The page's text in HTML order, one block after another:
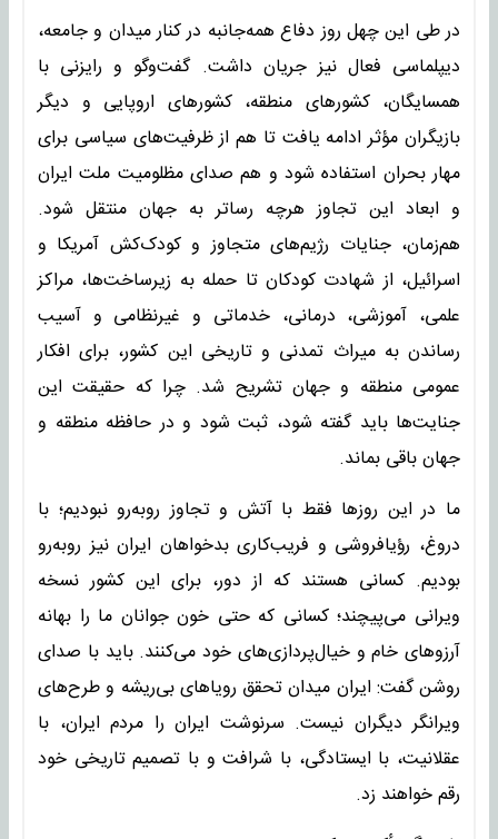
در طی این چهل روز دفاع همه‌جانبه در کنار میدان و جامعه،
دیپلماسی فعال نیز جریان داشت. گفت‌وگو و رایزنی با
همسایگان، کشورهای منطقه، کشورهای اروپایی و دیگر
بازیگران مؤثر ادامه یافت تا هم از ظرفیت‌های سیاسی برای
مهار بحران استفاده شود و هم صدای مظلومیت ملت ایران
و ابعاد این تجاوز هرچه رساتر به جهان منتقل شود.
هم‌زمان، جنایات رژیم‌های متجاوز و کودک‌کش آمریکا و
اسرائیل، از شهادت کودکان تا حمله به زیرساخت‌ها، مراکز
علمی، آموزشی، درمانی، خدماتی و غیرنظامی و آسیب
رساندن به میراث تمدنی و تاریخی این کشور، برای افکار
عمومی منطقه و جهان تشریح شد. چرا که حقیقت این
جنایت‌ها باید گفته شود، ثبت شود و در حافظه منطقه و
جهان باقی بماند.
ما در این روزها فقط با آتش و تجاوز روبه‌رو نبودیم؛ با
دروغ، رؤیافروشی و فریب‌کاری بدخواهان ایران نیز روبه‌رو
بودیم. کسانی هستند که از دور، برای این کشور نسخه
ویرانی می‌پیچند؛ کسانی که حتی خون جوانان ما را بهانه
آرزوهای خام و خیال‌پردازی‌های خود می‌کنند. باید با صدای
روشن گفت: ایران میدان تحقق رویاهای بی‌ریشه و طرح‌های
ویرانگر دیگران نیست. سرنوشت ایران را مردم ایران، با
عقلانیت، با ایستادگی، با شرافت و با تصمیم تاریخی خود
رقم خواهند زد.